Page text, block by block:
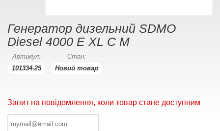
Генератор дизельний SDMO
Diesel 4000 E XL C M
Артикул:
101334-25
Стан:
Новий товар
Запит на повідомлення, коли товар стане доступним